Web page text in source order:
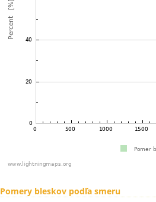
Pomery bleskov podľa smeru